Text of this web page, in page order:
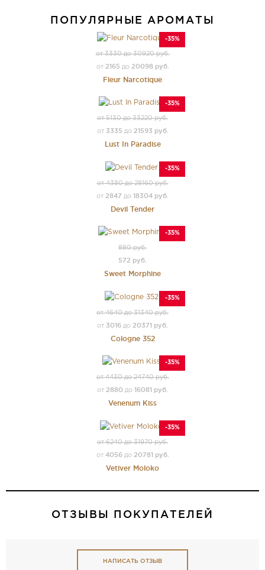
ПОПУЛЯРНЫЕ АРОМАТЫ
-35%
от 3330 до 30920 руб.
от 2165 до 20098 руб.
Fleur Narcotique
-35%
от 5130 до 33220 руб.
от 3335 до 21593 руб.
Lust In Paradise
-35%
от 4380 до 28160 руб.
от 2847 до 18304 руб.
Devil Tender
-35%
880 руб.
572 руб.
Sweet Morphine
-35%
от 4640 до 31340 руб.
от 3016 до 20371 руб.
Cologne 352
-35%
от 4430 до 24740 руб.
от 2880 до 16081 руб.
Venenum Kiss
-35%
от 6240 до 31970 руб.
от 4056до 20781 руб.
Vetiver Moloko
ОТЗЫВЫ ПОКУПАТЕЛЕЙ
НАПИСАТЬ ОТЗЫВ